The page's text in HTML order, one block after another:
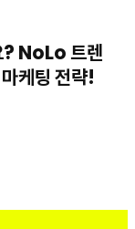
? NoLo 트렌
케팅 전략!